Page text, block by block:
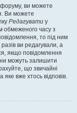
ви можете
Ви можете
Редагувати у
обмеженого часу з
то під ним
ви редагували, а
якщо повідомлення
можуть залишити
що звичайні
вже хтось відповів.